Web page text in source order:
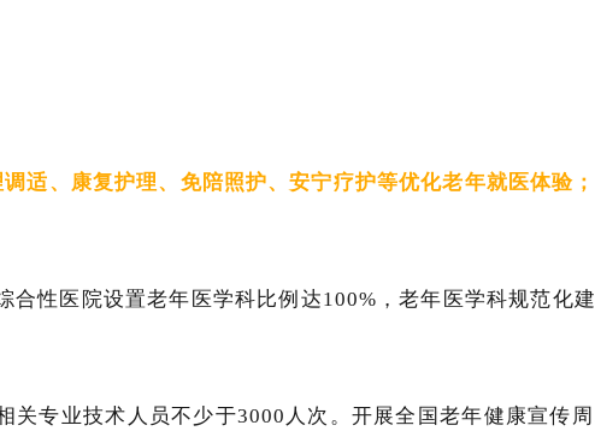
适、康复护理、免陪照护、安宁疗护等优化老年就医体验；
合性医院设置老年医学科比例达100%，老年医学科规范化
关专业技术人员不少于3000人次。开展全国老年健康宣传